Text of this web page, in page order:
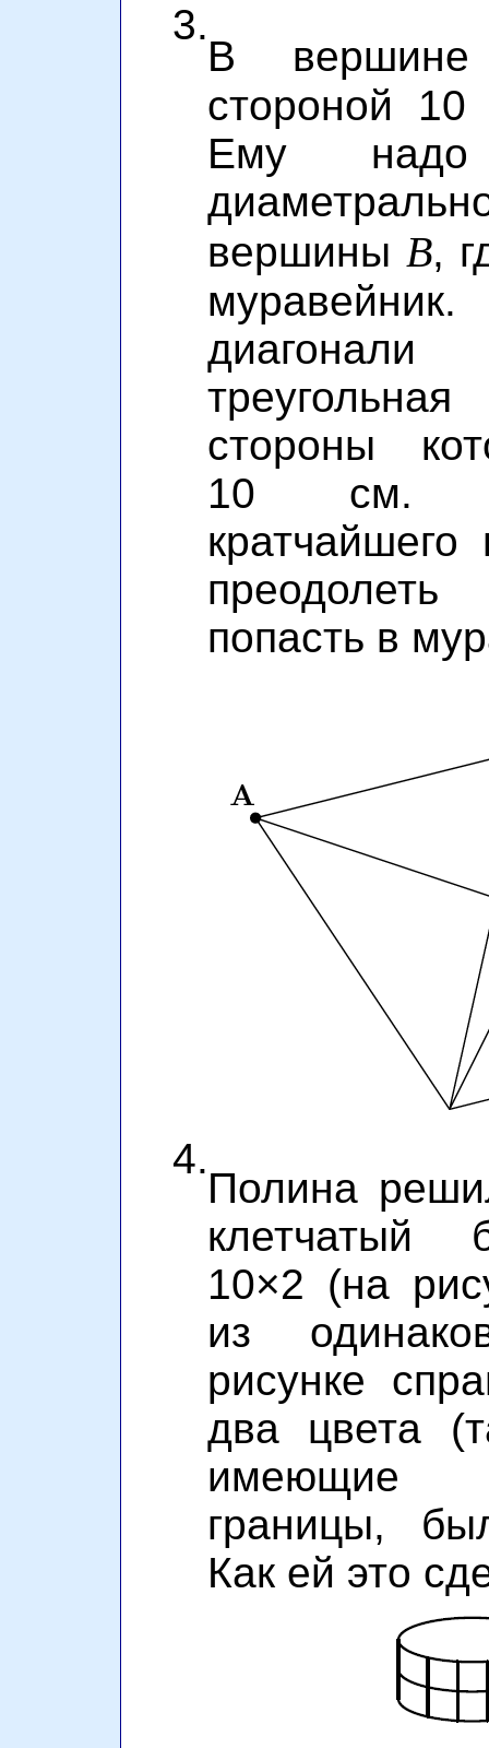
3.
В
стороной
Ему надо
вершины B,
стороны
10 см.
попасть в
4.
Полина
клетчатый
10×2 (на
из
рисунке
два цвета
имеющие
границы,
Как ей это